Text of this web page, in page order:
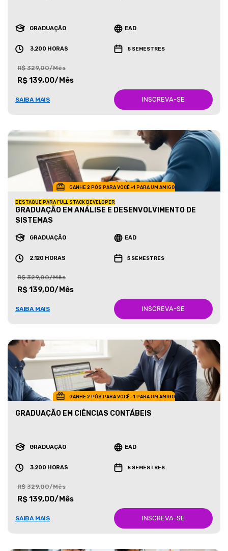
GRADUAÇÃO EAD
3.200 HORAS 8 SEMESTRES
R$ 329,00/Mês
R$ 139,00/Mês
SAIBA MAIS INSCREVA-SE
GANHE 2 PÓS PARA VOCÊ +1 PARA UM AMIGO
DESTAQUE PARA FULL STACK DEVELOPER
GRADUAÇÃO EM ANÁLISE E DESENVOLVIMENTO DE
SISTEMAS
GRADUAÇÃO EAD
2.120 HORAS 5 SEMESTRES
R$ 329,00/Mês
R$ 139,00/Mês
SAIBA MAIS INSCREVA-SE
GANHE 2 PÓS PARA VOCÊ +1 PARA UM AMIGO
GRADUAÇÃO EM CIÊNCIAS CONTÁBEIS
GRADUAÇÃO EAD
3.200 HORAS 8 SEMESTRES
R$ 329,00/Mês
R$ 139,00/Mês
SAIBA MAIS INSCREVA-SE